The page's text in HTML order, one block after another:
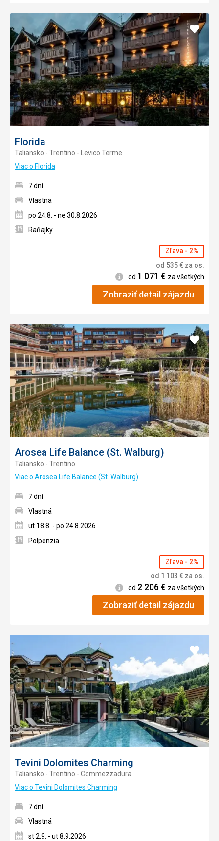
Florida
Taliansko - Trentino - Levico Terme
Viac o Florida
Pridať
do
7 dní
Vlastná
po 24.8. - ne 30.8.2026
Raňajky
Zľava - 2%
od 535€ za os.
Informácie
od 1 071 € za všetkých
Zobraziť detail zájazdu
Arosea Life Balance (St. Walburg)
Taliansko - Trentino
Viac o Arosea Life Balance (St. Walburg)
Pridať
do
7 dní
Vlastná
ut 18.8. - po 24.8.2026
Polpenzia
Zľava - 2%
od 1 103 € za os.
Informácie
od 2 206€ za všetkých
Zobraziť detail zájazdu
Tevini Dolomites Charming
Taliansko - Trentino - Commezzadura
Viac o Tevini Dolomites Charming
Pridať
do
7 dní
Vlastná
st 2.9. - ut 8.9.2026